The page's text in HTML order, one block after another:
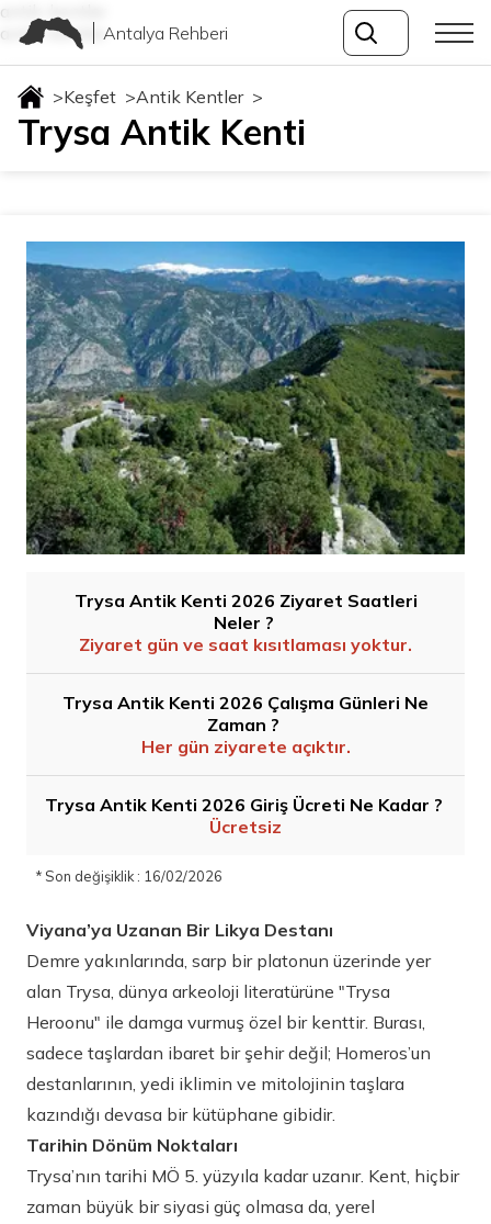
antik-kentler
antik-kentlerAntalya Rehberi
>Keşfet >Antik Kentler >
Trysa Antik Kenti
Trysa Antik Kenti 2026 Ziyaret Saatleri
Neler ?
Ziyaret gün ve saat kısıtlaması yoktur.
Trysa Antik Kenti 2026 Çalışma Günleri Ne
Zaman ?
Her gün ziyarete açıktır.
Trysa Antik Kenti 2026 Giriş Ücreti Ne Kadar ?
Ücretsiz
* Son değişiklik : 16/02/2026
Viyana’ya Uzanan Bir Likya Destanı
Demre yakınlarında, sarp bir platonun üzerinde yer
alan Trysa, dünya arkeoloji literatürüne "Trysa
Heroonu" ile damga vurmuş özel bir kenttir. Burası,
sadece taşlardan ibaret bir şehir değil; Homeros’un
destanlarının, yedi iklimin ve mitolojinin taşlara
kazındığı devasa bir kütüphane gibidir.
Tarihin Dönüm Noktaları
Trysa’nın tarihi MÖ 5. yüzyıla kadar uzanır. Kent, hiçbir
zaman büyük bir siyasi güç olmasa da, yerel